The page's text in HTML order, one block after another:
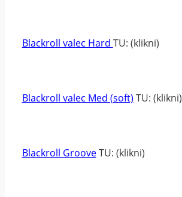
Blackroll valec Hard TU: (klikni)
Blackroll valec Med (soft) TU: (klikni)
Blackroll GrooveTU: (klikni)